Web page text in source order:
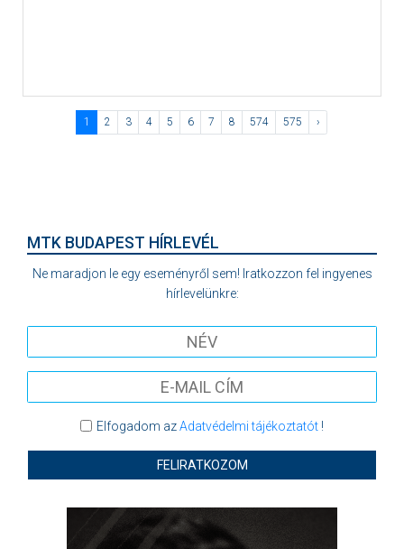
1 2 3 4 5 6 7 8 574 575 ›
MTK BUDAPEST HÍRLEVÉL
Ne maradjon le egy eseményről sem! Iratkozzon fel ingyenes
hírlevelünkre:
Elfogadom azAdatvédelmi tájékoztatót!
FELIRATKOZOM